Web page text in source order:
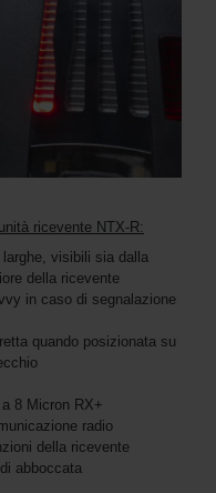
ricevente NTX-R:
visibili sia dalla
della ricevente
in caso di segnalazione
quando posizionata su
8 Micron RX+
radio
della ricevente
abboccata